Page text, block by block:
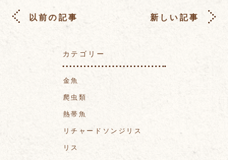
以前の記事 新しい記事
カテゴリー
金魚
爬虫類
熱帯魚
リチャードソンジリス
リス